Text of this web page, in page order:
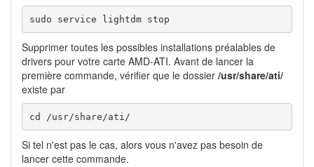
sudo service lightdm stop
Supprimer toutes les possibles installations préalables de
drivers pour votre carte AMD-ATI. Avant de lancer la
première commande, vérifier que le dossier /usr/share/ati/
existe par
cd /usr/share/ati/
Si tel n'est pas le cas, alors vous n'avez pas besoin de
lancer cette commande.